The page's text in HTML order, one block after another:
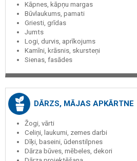
Kāpnes, kāpņu margas
Būvlaukums, pamati
Griesti, grīdas
Jumts
Logi, durvis, aprīkojums
Kamīni, krāsnis, skursteņi
Sienas, fasādes
DĀRZS, MĀJAS APKĀRTNE
Žogi, vārti
Celiņi, laukumi, zemes darbi
Dīķi, baseini, ūdenstilpnes
Dārza būves, mēbeles, dekori